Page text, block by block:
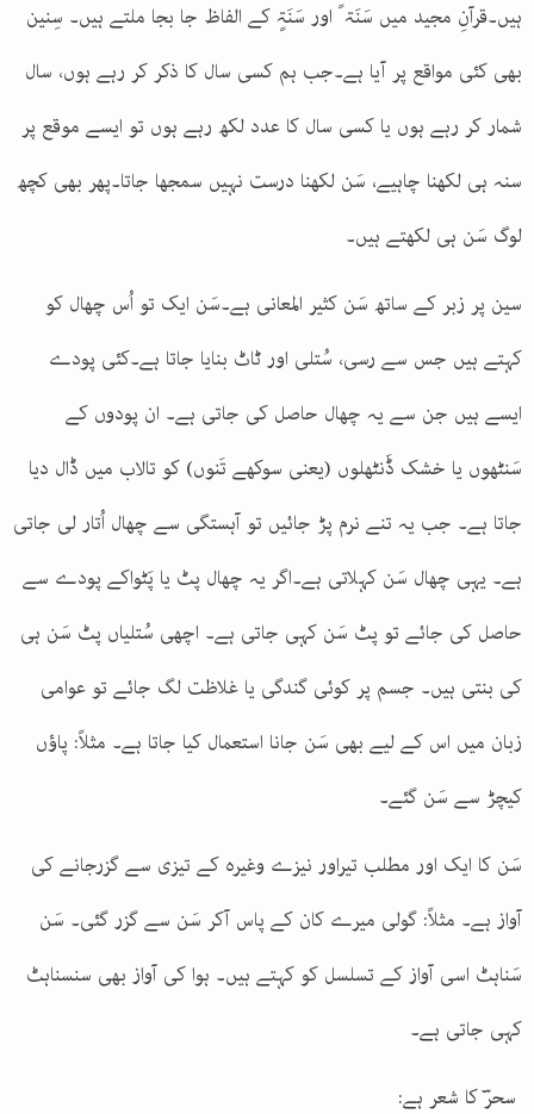
ہیں۔قرآنِ مجید میں سَنَۃ ً اور سَنَۃٍ کے الفاظ جا بجا ملتے ہیں۔ سِنین
بھی کئی مواقع پر آیا ہے۔جب ہم کسی سال کا ذکر کر رہے ہوں، سال
شمار کر رہے ہوں یا کسی سال کا عدد لکھ رہے ہوں تو ایسے موقع پر
سنہ ہی لکھنا چاہیے، سَن لکھنا درست نہیں سمجھا جاتا۔پھر بھی کچھ
لوگ سَن ہی لکھتے ہیں۔
سین پر زبر کے ساتھ سَن کثیر المعانی ہے۔سَن ایک تو اُس چھال کو
کہتے ہیں جس سے رسی، سُتلی اور ٹاٹ بنایا جاتا ہے۔کئی پودے
ایسے ہیں جن سے یہ چھال حاصل کی جاتی ہے۔ ان پودوں کے
سَنٹھوں یا خشک ڈَنٹھلوں (یعنی سوکھے تَنوں) کو تالاب میں ڈال دیا
جاتا ہے۔ جب یہ تنے نرم پڑ جائیں تو آہستگی سے چھال اُتار لی جاتی
ہے۔ یہی چھال سَن کہلاتی ہے۔اگر یہ چھال پٹ یا پَٹواکے پودے سے
حاصل کی جائے تو پٹ سَن کہی جاتی ہے۔ اچھی سُتلیاں پٹ سَن ہی
کی بنتی ہیں۔ جسم پر کوئی گندگی یا غلاظت لگ جائے تو عوامی
زبان میں اس کے لیے بھی سَن جانا استعمال کیا جاتا ہے۔ مثلاً: پاؤں
کیچڑ سے سَن گئے۔
سَن کا ایک اور مطلب تیراور نیزے وغیرہ کے تیزی سے گزرجانے کی
آواز ہے۔ مثلاً: گولی میرے کان کے پاس آکر سَن سے گزر گئی۔ سَن
سَناہٹ اسی آواز کے تسلسل کو کہتے ہیں۔ ہوا کی آواز بھی سنسناہٹ
کہی جاتی ہے۔
سحرؔ کا شعر ہے: